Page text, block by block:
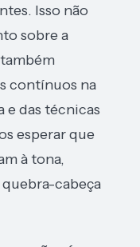
Isso não
sobre a
contínuos na
e das técnicas
esperar que
à tona,
cabeça